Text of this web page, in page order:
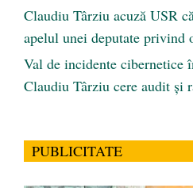
Claudiu Târziu acuză USR
apelul unei deputate privind
Val de incidente cibernetice
Claudiu Târziu cere audit și
PUBLICITATE